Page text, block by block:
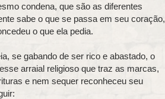
condena, que são as diferentes
sabe o que se passa em seu coração,
o que ela pedia.
se gabando de ser rico e abastado, o
arraial religioso que traz as marcas,
e nem sequer reconheceu seu